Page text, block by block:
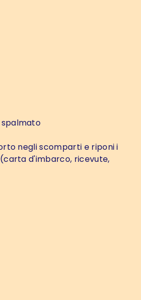
negli scomparti e riponi i
d'imbarco, ricevute,